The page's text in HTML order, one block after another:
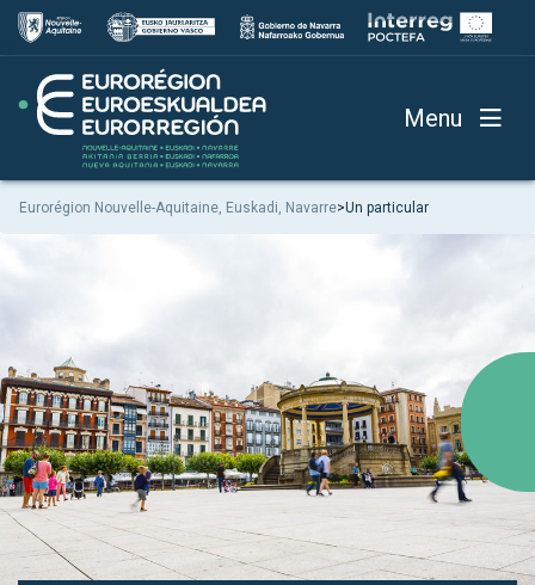
Menu
Eurorégion Nouvelle-Aquitaine, Euskadi, Navarre>Un particular